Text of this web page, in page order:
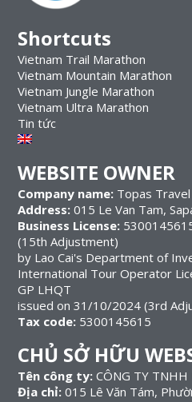
Shortcuts
Vietnam Trail Marathon
Vietnam Mountain Marathon
Vietnam Jungle Marathon
Vietnam Ultra Marathon
Tin tức
WEBSITE OWNER
Company name:Topas Travel
Address:015 Le Van Tam,
Business License:
(15th Adjustment)
by Lao Cai's Department of
International Tour Operator
GP LHQT
issued on 31/10/2024 (3rd
Tax code: 5300145615
CHỦ SỞ HỮU
Tên công ty: CÔNG TY
Địa chỉ: 015 Lê Văn Tám,